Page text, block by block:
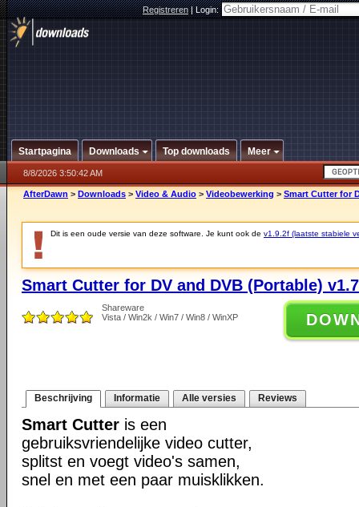
Registreren|Login:
Startpagina Downloads Top downloads Meer
8/8/2026 3:50:42 AM
AfterDawn > Downloads > Video & Audio > Videobewerking > Smart Cutter for
Dit is een oude versie van deze software. Je kunt ook de v1.9.2f (laatste stabiele
Smart Cutter for DV and DVB (Portable)
Shareware
Vista / Win2k / Win7 / Win8 / WinXP
Beschrijving Informatie Alle versies Reviews
Smart Cutter is een
gebruiksvriendelijke video cutter,
splitst en voegt video's samen,
snel en met een paar muisklikken.